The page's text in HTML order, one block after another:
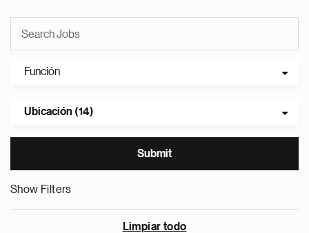
Función
Ubicación (14)
Show Filters
Limpiar todo